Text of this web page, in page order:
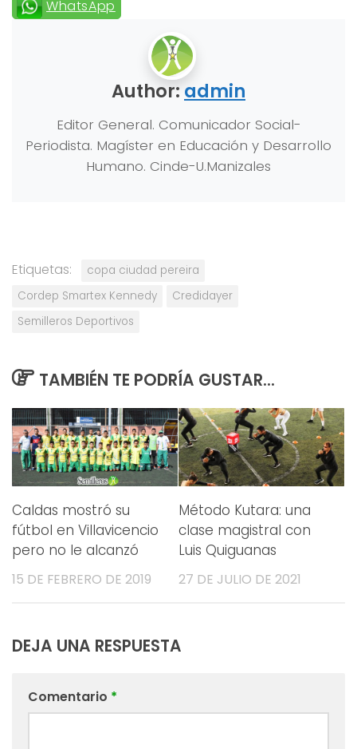
WhatsApp
Author:admin
Editor General. Comunicador Social-
Periodista. Magíster en Educación y Desarrollo
Humano. Cinde-U.Manizales
Etiquetas:
copa ciudad pereira
Cordep Smartex Kennedy
Credidayer
Semilleros Deportivos
TAMBIÉN TE PODRÍA GUSTAR...
Caldas mostró su
fútbol en Villavicencio
pero no le alcanzó
15 DE FEBRERO DE 2019
Método Kutara: una
clase magistral con
Luis Quiguanas
27 DE JULIO DE 2021
DEJA UNA RESPUESTA
Comentario *